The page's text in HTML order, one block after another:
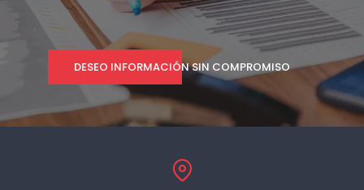
DESEO INFORMACIÓN SIN COMPROMISO